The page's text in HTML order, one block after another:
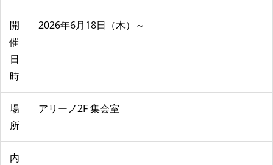
開
催
日
時
2026年6月18日（木）～
場
所
アリーノ2F 集会室
内